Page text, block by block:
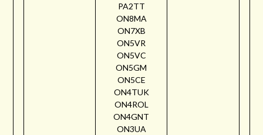
PA2TT
ON8MA
ON7XB
ON5VR
ON5VC
ON5GM
ON5CE
ON4TUK
ON4ROL
ON4GNT
ON3UA